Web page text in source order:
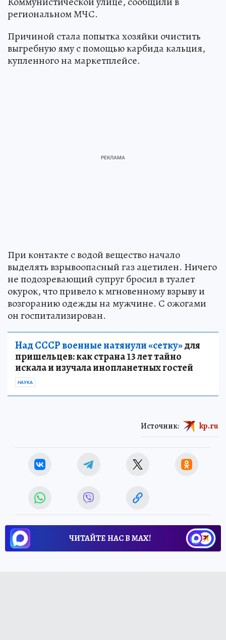
региональном МЧС.
Причиной стала попытка хозяйки очистить
выгребную яму с помощью карбида кальция,
купленного на маркетплейсе.
При контакте с водой вещество начало
выделять взрывоопасный газ ацетилен. Ничего
не подозревающий супруг бросил в туалет
окурок, что привело к мгновенному взрыву и
возгоранию одежды на мужчине. С ожогами
он госпитализирован.
Над СССР военные натянули «сетку»для
пришельцев: как страна 13 лет тайно
искала и изучала инопланетных гостей
НАУКА
Источник: kp.ru
ЧИТАЙТЕ НАС В МАХ!